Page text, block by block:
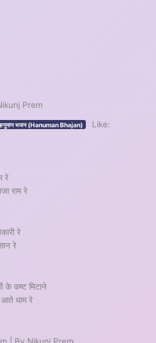
Prem
हनुमान भजन (Hanuman Bhajan)
Like:
रे
राम रे
रे
रे
के कष्ट मिटाने
आते धाम रे
| By Nikunj Prem